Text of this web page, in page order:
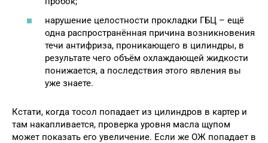
нарушение целостности прокладки ГБЦ – ещё
одна распространённая причина возникновения
течи антифриза, проникающего в цилиндры, в
результате чего объём охлаждающей жидкости
понижается, а последствия этого явления вы
уже знаете.
Кстати, когда тосол попадает из цилиндров в картер и
там накапливается, проверка уровня масла щупом
может показать его увеличение. Если же ОЖ попадает в